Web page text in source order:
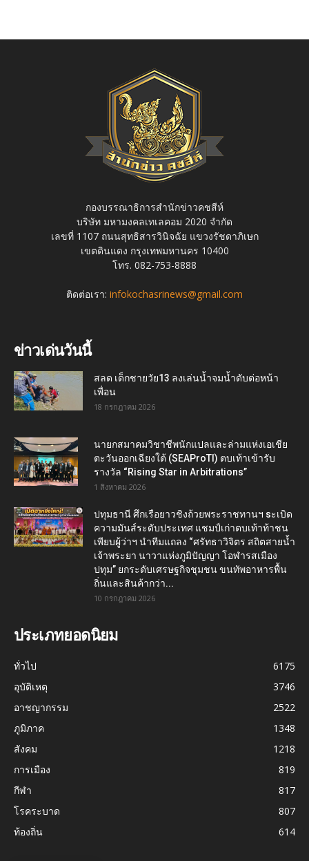
กองบรรณาธิการสำนักข่าวคชสีห์
บริษัท มหามงคลเทเลคอม 2020 จำกัด
เลขที่ 1107 ถนนสุทธิสารวินิจฉัย แขวงรัชดาภิเษก
เขตดินแดง กรุงเทพมหานคร 10400
โทร. 082-753-8888
ติดต่อเรา: infokochasrinews@gmail.com
ข่าวเด่นวันนี้
สลด เด็กชายวัย13 ลงเล่นน้ำจมน้ำดับต่อหน้า
เพื่อน
18 กรกฎาคม 2026
นายกสมาคมวิชาชีพนักแปลและล่ามแห่งเอเชีย
ตะวันออกเฉียงใต้ (SEAProTI) ตบเท้าเข้ารับ
รางวัล “Rising Star in Arbitrations”
1 สิงหาคม 2026
ปทุมธานี ศึกเรือยาวชิงถ้วยพระราชทานฯ sะเบิด
ความมันส์ระดับประเทศ แชมป์เก่าตบเท้าท้าชน
เพียบผู้ว่าฯ นำทีมแถลง “ศรัทธาวิจิตร สถิตสายน้ำ
เจ้าพระยา นาวาแห่งภูมิปัญญา โอฬารสเมือง
ปทุม” ยกระดับเศรษฐกิจชุมชน ขนทัพอาหารพื้น
ถิ่นและสินค้ากว่า...
10 กรกฎาคม 2026
ประเภทยอดนิยม
ทั่วไป
6175
อุบัติเหตุ
3746
อาชญากรรม
2522
ภูมิภาค
1348
สังคม
1218
การเมือง
819
กีฬา
817
โรคระบาด
807
ท้องถิ่น
614